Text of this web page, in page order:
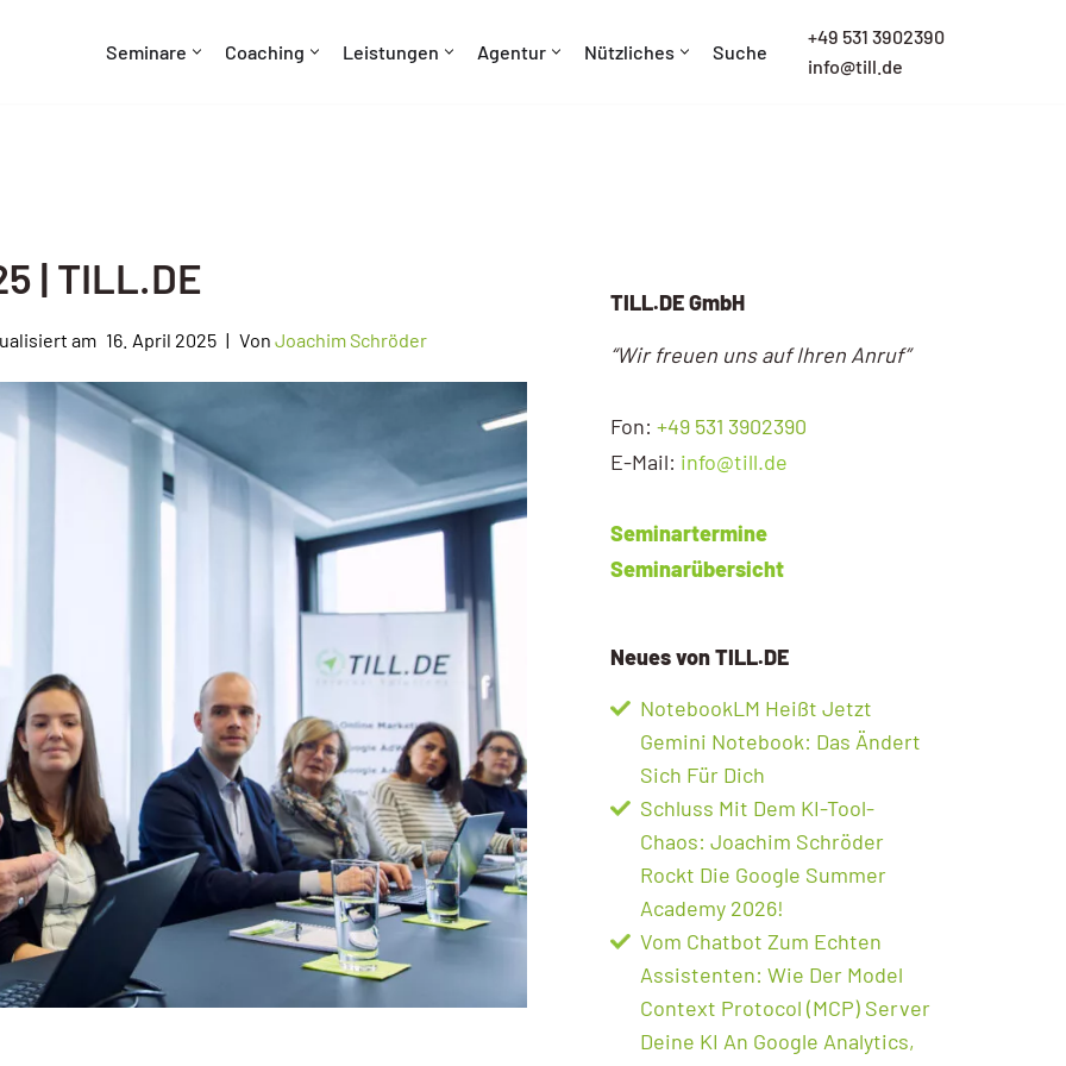
Seminare Coaching Leistungen Agentur Nützliches Suche
+49 531 3902390
info@till.de
| TILL.DE
16. April 2025 Von Joachim Schröder
TILL.DE GmbH
“Wir freuen uns auf Ihren Anruf”
Fon: +49 531 3902390
E-Mail: info@till.de
Seminartermine
Seminarübersicht
Neues von TILL.DE
NotebookLM Heißt Jetzt
Gemini Notebook: Das Ändert
Sich Für Dich
Schluss Mit Dem KI-Tool-
Chaos: Joachim Schröder
Rockt Die Google Summer
Academy 2026!
Vom Chatbot Zum Echten
Assistenten: Wie Der Model
Context Protocol (MCP) Server
Deine KI An Google Analytics,